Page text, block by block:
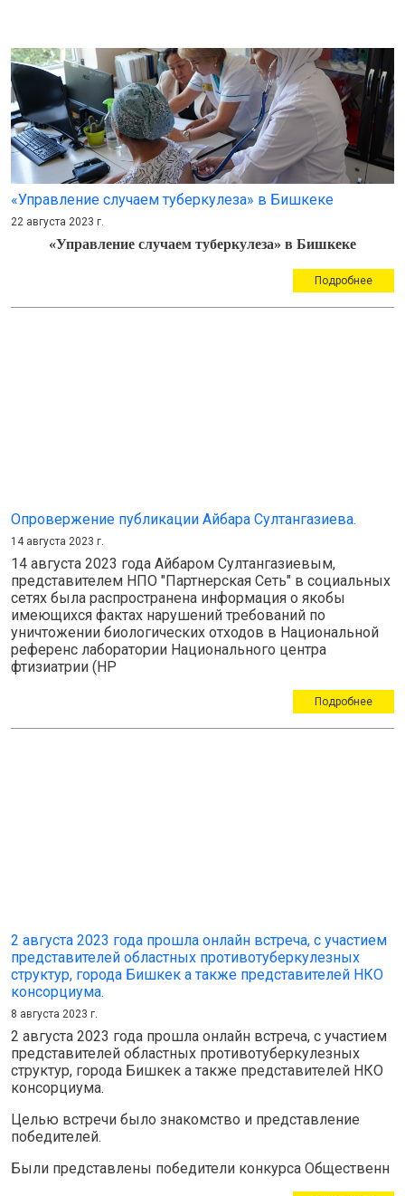
«Управление случаем туберкулеза» в Бишкеке
22 августа 2023 г.
«Управление случаем туберкулеза» в Бишкеке
Подробнее
Опровержение публикации Айбара Султангазиева.
14 августа 2023 г.
14 августа 2023 года Айбаром Султангазиевым,
представителем НПО "Партнерская Сеть" в социальных
сетях была распространена информация о якобы
имеющихся фактах нарушений требований по
уничтожении биологических отходов в Национальной
референс лаборатории Национального центра
фтизиатрии (НР
Подробнее
2 августа 2023 года прошла онлайн встреча, с участием
представителей областных противотуберкулезных
структур, города Бишкек а также представителей НКО
консорциума.
8 августа 2023 г.
2 августа 2023 года прошла онлайн встреча, с участием
представителей областных противотуберкулезных
структур, города Бишкек а также представителей НКО
консорциума.
Целью встречи было знакомство и представление
победителей.
Были представлены победители конкурса Общественн